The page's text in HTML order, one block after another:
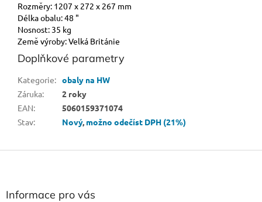
Rozměry: 1207 x 272 x 267 mm
Délka obalu: 48 "
Nosnost: 35 kg
Země výroby: Velká Británie
Doplňkové parametry
Kategorie: obaly na HW
Záruka:
2 roky
EAN:
5060159371074
Stav: Nový, možno odečíst DPH (21%)
Z
Informace pro vás